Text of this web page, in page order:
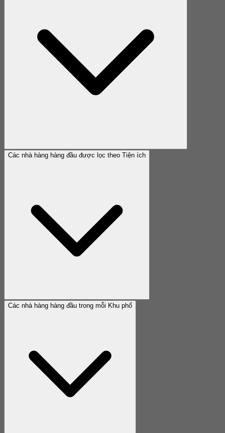
Các nhà hàng hàng đầu được lọc theo Tiện ích
Các nhà hàng hàng đầu trong mỗi Khu phố